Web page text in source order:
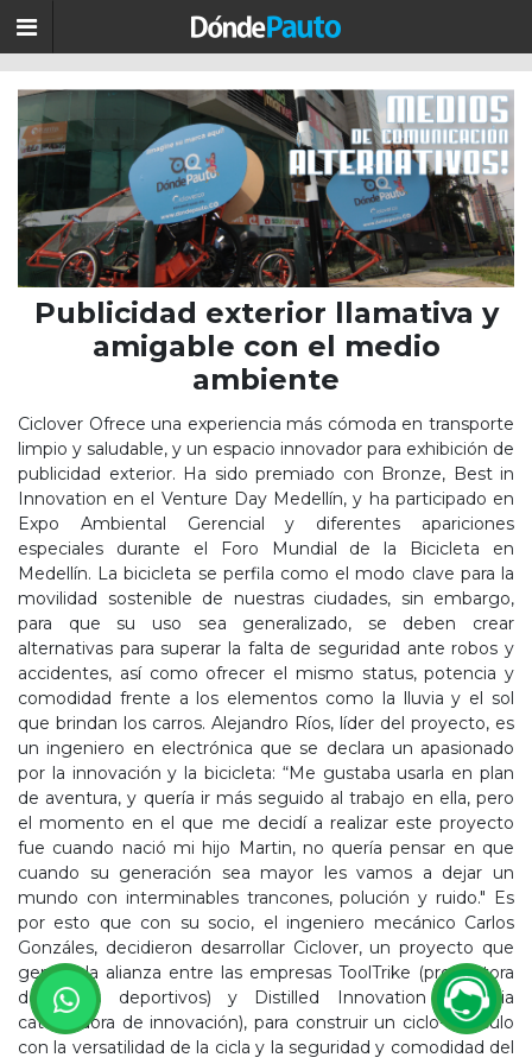
Publicidad exterior llamativa y
amigable con el medio
ambiente
Ciclover Ofrece una experiencia más cómoda en transporte
limpio y saludable, y un espacio innovador para exhibición de
publicidad exterior. Ha sido premiado con Bronze, Best in
Innovation en el Venture Day Medellín, y ha participado en
Expo Ambiental Gerencial y diferentes apariciones
especiales durante el Foro Mundial de la Bicicleta en
Medellín. La bicicleta se perfila como el modo clave para la
movilidad sostenible de nuestras ciudades, sin embargo,
para que su uso sea generalizado, se deben crear
alternativas para superar la falta de seguridad ante robos y
accidentes, así como ofrecer el mismo status, potencia y
comodidad frente a los elementos como la lluvia y el sol
que brindan los carros. Alejandro Ríos, líder del proyecto, es
un ingeniero en electrónica que se declara un apasionado
por la innovación y la bicicleta: “Me gustaba usarla en plan
de aventura, y quería ir más seguido al trabajo en ella, pero
el momento en el que me decidí a realizar este proyecto
fue cuando nació mi hijo Martin, no quería pensar en que
cuando su generación sea mayor les vamos a dejar un
mundo con interminables trancones, polución y ruido." Es
por esto que con su socio, el ingeniero mecánico Carlos
Gonzáles, decidieron desarrollar Ciclover, un proyecto que
generó la alianza entre las empresas ToolTrike (productora
de trikes deportivos) y Distilled Innovation (agencia
catalizadora de innovación), para construir un ciclo-vehículo
con la versatilidad de la cicla y la seguridad y comodidad del